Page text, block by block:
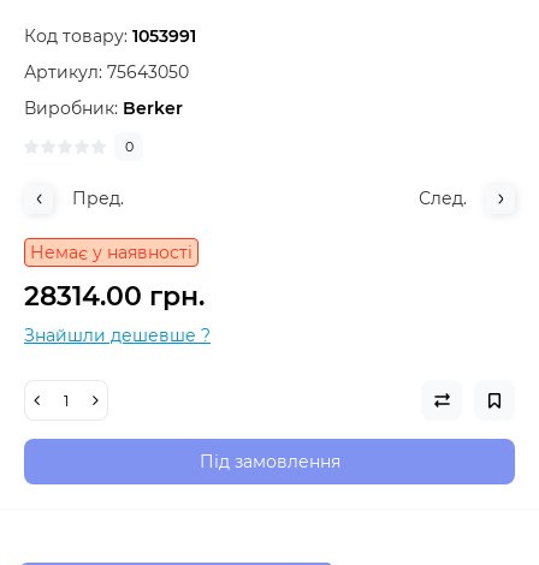
Код товару: 1053991
Артикул: 75643050
Виробник: Berker
0
Пред. След.
Немає у наявності
28314.00 грн.
Знайшли дешевше ?
Під замовлення